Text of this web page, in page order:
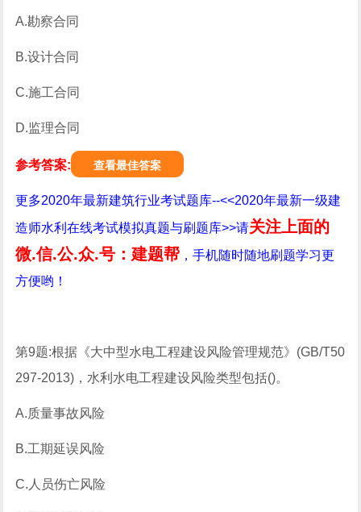
A.勘察合同
B.设计合同
C.施工合同
D.监理合同
参考答案: 查看最佳答案
更多2020年最新建筑行业考试题库--<<2020年最新一级建
造师水利在线考试模拟真题与刷题库>>请关注上面的
微.信.公.众.号：建题帮 ，手机随时随地刷题学习更
方便哟！
第9题:根据《大中型水电工程建设风险管理规范》(GB/T50
297-2013)，水利水电工程建设风险类型包括()。
A.质量事故风险
B.工期延误风险
C.人员伤亡风险